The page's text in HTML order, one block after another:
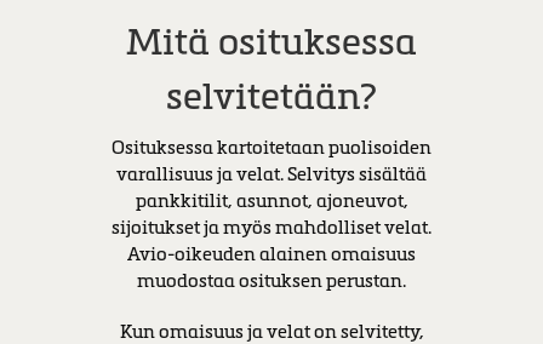
Mitä osituksessa
selvitetään?
Osituksessa kartoitetaan puolisoiden
varallisuus ja velat. Selvitys sisältää
pankkitilit, asunnot, ajoneuvot,
sijoitukset ja myös mahdolliset velat.
Avio-oikeuden alainen omaisuus
muodostaa osituksen perustan.
Kun omaisuus ja velat on selvitetty,